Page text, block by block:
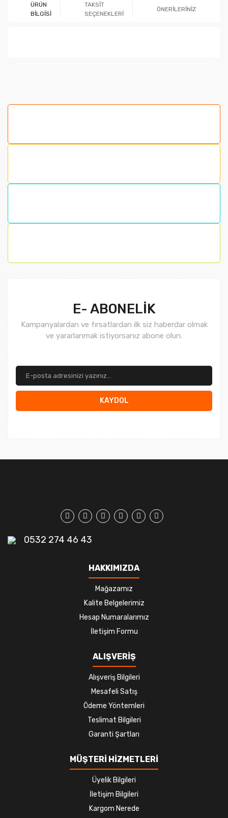
ÜRÜN
BİLGİSİ
TAKSİT
SEÇENEKLERİ
ÖNERİLERİNİZ
Bu ürüne benzer farklı alternatifler olmalı.
E- ABONELİK
Kampanyalardan ve fırsatlardan ilk siz haberdar olmak
ve yararlanmak istiyorsanız abone olun.
KAYDOL
0532 274 46 43
HAKKIMIZDA
Mağazamız
Kalite Belgelerimiz
Hesap Numaralarımız
İletişim Formu
ALIŞVERİŞ
Alışveriş Bilgileri
Mesafeli Satış
Ödeme Yöntemleri
Teslimat Bilgileri
Garanti Şartları
MÜŞTERİ HİZMETLERİ
Üyelik Bilgileri
İletişim Bilgileri
Kargom Nerede